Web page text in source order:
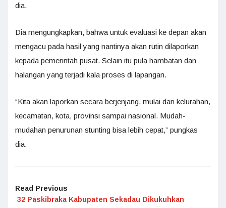
dia.
Dia mengungkapkan, bahwa untuk evaluasi ke depan akan
mengacu pada hasil yang nantinya akan rutin dilaporkan
kepada pemerintah pusat. Selain itu pula hambatan dan
halangan yang terjadi kala proses di lapangan.
“Kita akan laporkan secara berjenjang, mulai dari kelurahan,
kecamatan, kota, provinsi sampai nasional. Mudah-
mudahan penurunan stunting bisa lebih cepat,” pungkas
dia.
Read Previous
32 Paskibraka Kabupaten Sekadau Dikukuhkan